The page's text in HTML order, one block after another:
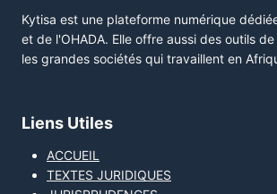
Kytisa est une plateforme numérique
et de l'OHADA. Elle offre aussi des outils
les grandes sociétés qui travaillent en
Liens Utiles
ACCUEIL
TEXTES JURIDIQUES